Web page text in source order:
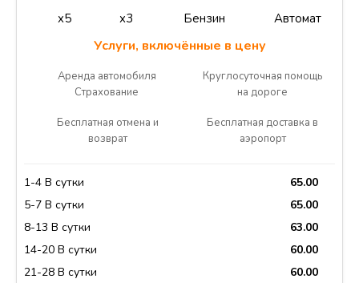
x5 x3 Бензин Автомат
Услуги, включённые в цену
Аренда автомобиля
Страхование
Круглосуточная помощь
на дороге
Бесплатная отмена и
возврат
Бесплатная доставка в
аэропорт
1-4 В сутки
65.00
5-7 В сутки
65.00
8-13 В сутки
63.00
14-20 В сутки
60.00
21-28 В сутки
60.00